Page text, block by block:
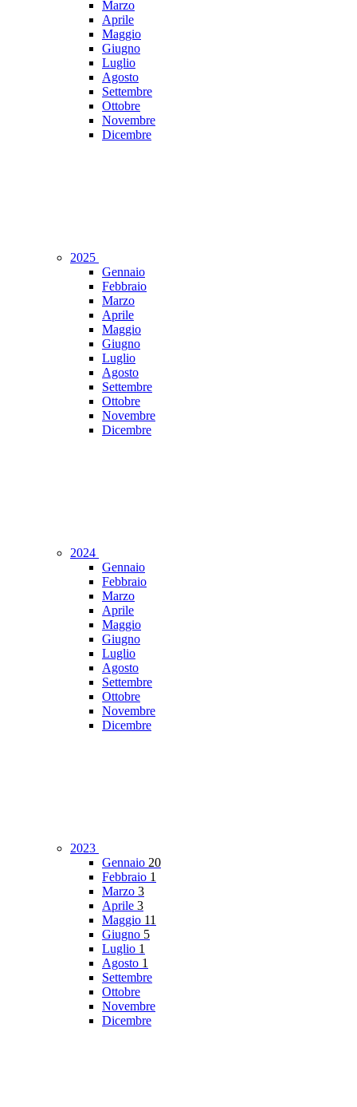
Marzo
Aprile
Maggio
Giugno
Luglio
Agosto
Settembre
Ottobre
Novembre
Dicembre
2025
Gennaio
Febbraio
Marzo
Aprile
Maggio
Giugno
Luglio
Agosto
Settembre
Ottobre
Novembre
Dicembre
2024
Gennaio
Febbraio
Marzo
Aprile
Maggio
Giugno
Luglio
Agosto
Settembre
Ottobre
Novembre
Dicembre
2023
Gennaio 20
Febbraio 1
Marzo 3
Aprile 3
Maggio 11
Giugno 5
Luglio 1
Agosto 1
Settembre
Ottobre
Novembre
Dicembre